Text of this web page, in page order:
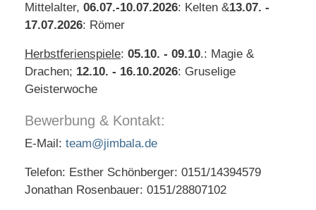
Mittelalter, 06.07.-10.07.2026: Kelten &13.07. -
17.07.2026: Römer
Herbstferienspiele: 05.10. - 09.10.: Magie &
Drachen; 12.10. - 16.10.2026: Gruselige
Geisterwoche
Bewerbung & Kontakt:
E-Mail: team@jimbala.de
Telefon: Esther Schönberger: 0151/14394579
Jonathan Rosenbauer: 0151/28807102